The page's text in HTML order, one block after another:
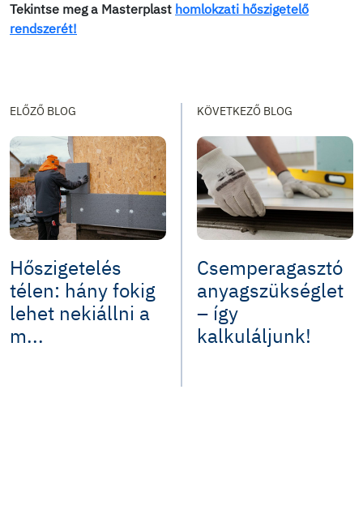
Tekintse meg a Masterplast homlokzati hőszigetelő
rendszerét!
ELŐZŐ BLOG
Hőszigetelés
télen: hány fokig
lehet nekiállni a
m...
KÖVETKEZŐ BLOG
Csemperagasztó
anyagszükséglet
– így
kalkuláljunk!